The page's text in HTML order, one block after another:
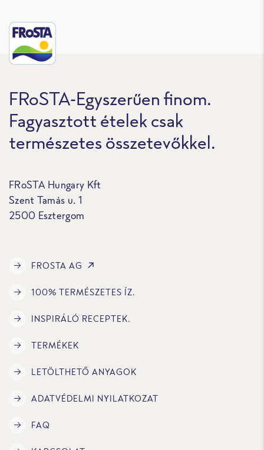
FRoSTA-Egyszerűen finom.
Fagyasztott ételek csak
természetes összetevőkkel.
FRoSTA Hungary Kft
Szent Tamás u. 1
2500 Esztergom
FROSTA AG
100% TERMÉSZETES ÍZ.
INSPIRÁLÓ RECEPTEK.
TERMÉKEK
LETÖLTHETŐ ANYAGOK
ADATVÉDELMI NYILATKOZAT
FAQ